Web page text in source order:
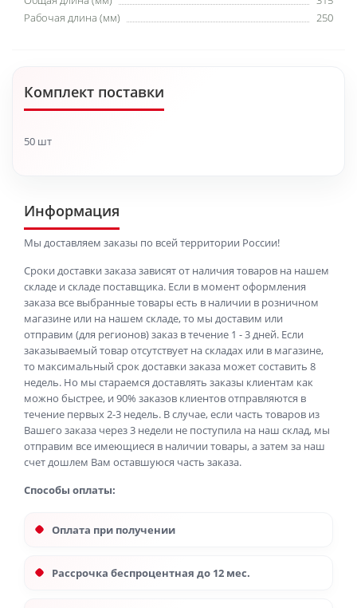
Рабочая длина (мм)
250
Комплект поставки
50 шт
Информация
Мы доставляем заказы по всей территории России!
Сроки доставки заказа зависят от наличия товаров на нашем
складе и складе поставщика. Если в момент оформления
заказа все выбранные товары есть в наличии в розничном
магазине или на нашем складе, то мы доставим или
отправим (для регионов) заказ в течение 1 - 3 дней. Если
заказываемый товар отсутствует на складах или в магазине,
то максимальный срок доставки заказа может составить 8
недель. Но мы стараемся доставлять заказы клиентам как
можно быстрее, и 90% заказов клиентов отправляются в
течение первых 2-3 недель. В случае, если часть товаров из
Вашего заказа через 3 недели не поступила на наш склад, мы
отправим все имеющиеся в наличии товары, а затем за наш
счет дошлем Вам оставшуюся часть заказа.
Способы оплаты:
Оплата при получении
Рассрочка беспроцентная до 12 мес.